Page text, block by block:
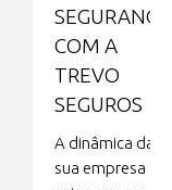
SEGURANÇA
COM A
TREVO
SEGUROS
A dinâmica da
sua empresa